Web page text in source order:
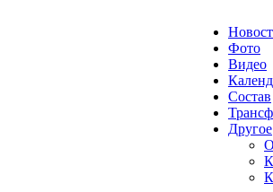
Фото
Видео
Состав
Другое